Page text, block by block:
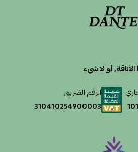
الأناقة, أو لا شيء
الرقم الضريبي
310410254900003